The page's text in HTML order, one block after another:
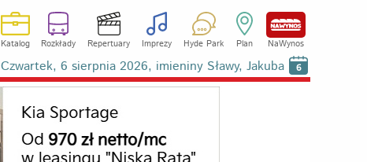
Katalog Rozkłady Repertuary Imprezy Hyde Park Plan NaWynos
Czwartek, 6 sierpnia 2026, imieniny Sławy, Jakuba 6